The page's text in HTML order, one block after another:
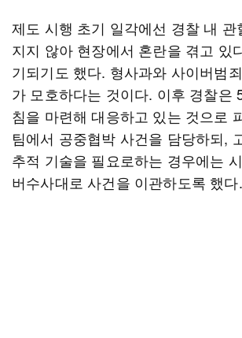
제도 시행 초기 일각에선 경찰 내 관
지지 않아 현장에서 혼란을 겪고 있
기되기도 했다. 형사과와 사이버범
가 모호하다는 것이다. 이후 경찰은
침을 마련해 대응하고 있는 것으로
팀에서 공중협박 사건을 담당하되,
추적 기술을 필요로하는 경우에는
버수사대로 사건을 이관하도록 했다.